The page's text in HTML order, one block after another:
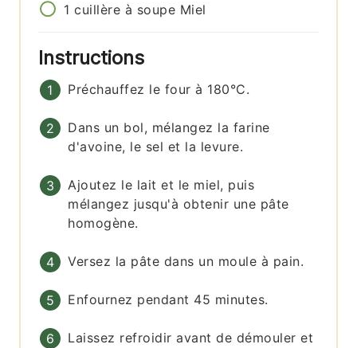
1 cuillère à soupe Miel
Instructions
Préchauffez le four à 180°C.
Dans un bol, mélangez la farine
d'avoine, le sel et la levure.
Ajoutez le lait et le miel, puis
mélangez jusqu'à obtenir une pâte
homogène.
Versez la pâte dans un moule à pain.
Enfournez pendant 45 minutes.
Laissez refroidir avant de démouler et